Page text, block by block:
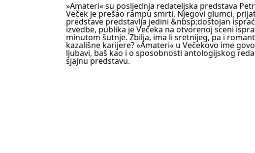
»Amateri« su posljednja redateljska predstava
Veček je prešao rampu smrti. Njegovi glumci,
predstave predstavlja jedini &nbsp;dostojan
izvedbe, publika je Večeka na otvorenoj sceni
minutom šutnje. Zbilja, ima li sretnijeg, pa i
kazališne karijere? »Amateri« u Večekovo ime
ljubavi, baš kao i o sposobnosti antologijskog
sjajnu predstavu.